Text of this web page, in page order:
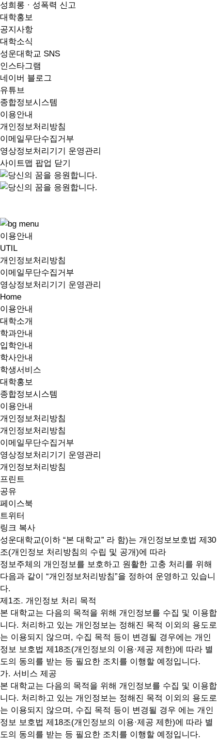
성희롱 · 성폭력 신고
대학홍보
공지사항
대학소식
성운대학교 SNS
인스타그램
네이버 블로그
유튜브
종합정보시스템
이용안내
개인정보처리방침
이메일무단수집거부
영상정보처리기기 운영관리
사이트맵 팝업 닫기
이용안내
UTIL
개인정보처리방침
이메일무단수집거부
영상정보처리기기 운영관리
Home
이용안내
대학소개
학과안내
입학안내
학사안내
학생서비스
대학홍보
종합정보시스템
이용안내
개인정보처리방침
개인정보처리방침
이메일무단수집거부
영상정보처리기기 운영관리
개인정보처리방침
프린트
공유
페이스북
트위터
링크 복사
성운대학교(이하 “본 대학교” 라 함)는 개인정보보호법 제30
조(개인정보 처리방침의 수립 및 공개)에 따라
정보주체의 개인정보를 보호하고 원활한 고충 처리를 위해
다음과 같이 “개인정보처리방침”을 정하여 운영하고 있습니
다.
제1조. 개인정보 처리 목적
본 대학교는 다음의 목적을 위해 개인정보를 수집 및 이용합
니다. 처리하고 있는 개인정보는 정해진 목적 이외의 용도로
는 이용되지 않으며, 수집 목적 등이 변경될 경우에는 개인
정보 보호법 제18조(개인정보의 이용·제공 제한)에 따라 별
도의 동의를 받는 등 필요한 조치를 이행할 예정입니다.
가. 서비스 제공
본 대학교는 다음의 목적을 위해 개인정보를 수집 및 이용합
니다. 처리하고 있는 개인정보는 정해진 목적 이외의 용도로
는 이용되지 않으며, 수집 목적 등이 변경될 경우 에는 개인
정보 보호법 제18조(개인정보의 이용·제공 제한)에 따라 별
도의 동의를 받는 등 필요한 조치를 이행할 예정입니다.